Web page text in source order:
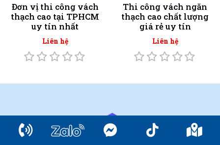
Đơn vị thi công vách
thạch cao tại TPHCM
uy tín nhất
Liên hệ
Thi công vách ngăn
thạch cao chất lượng
giá rẻ uy tín
Liên hệ